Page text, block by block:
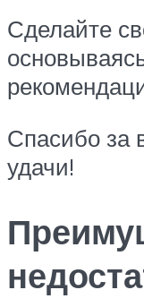
Сделайте
Спасибо за
удачи!